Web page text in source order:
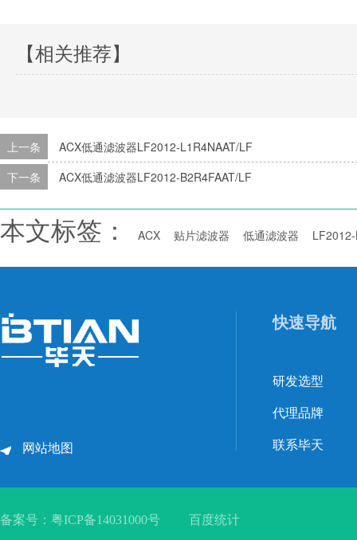
【相关推荐】
上一条
ACX低通滤波器LF2012-L1R4NAAT/LF
下一条
ACX低通滤波器LF2012-B2R4FAAT/LF
本文标签： ACX 贴片滤波器 低通滤波器
网站地图
快速导航
研发选型
代理品牌
联系毕天
备案号： 粤ICP备14031000号 百度统计